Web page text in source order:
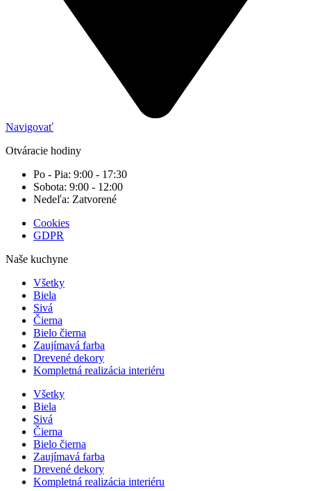
Navigovať
Otváracie hodiny
Po - Pia: 9:00 - 17:30
Sobota: 9:00 - 12:00
Nedeľa: Zatvorené
Cookies
GDPR
Naše kuchyne
Všetky
Biela
Sivá
Čierna
Bielo čierna
Zaujímavá farba
Drevené dekory
Kompletná realizácia interiéru
Všetky
Biela
Sivá
Čierna
Bielo čierna
Zaujímavá farba
Drevené dekory
Kompletná realizácia interiéru